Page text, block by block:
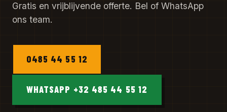
Gratis en vrijblijvende offerte. Bel of WhatsApp
ons team.
0485 44 55 12
WHATSAPP +32 485 44 55 12